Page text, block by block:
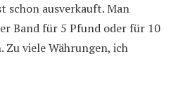
schon ausverkauft. Man
Band für 5 Pfund oder für 10
Zu viele Währungen, ich